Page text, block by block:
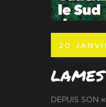
20
DEPUIS SON